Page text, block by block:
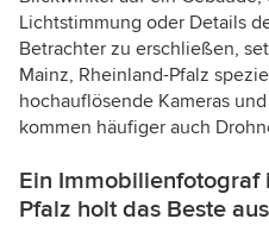
Lichtstimmung oder Details
Betrachter zu erschließen,
Mainz, Rheinland-Pfalz
hochauflösende Kameras
kommen häufiger auch
Ein Immobilienfotograf
Pfalz holt das Beste